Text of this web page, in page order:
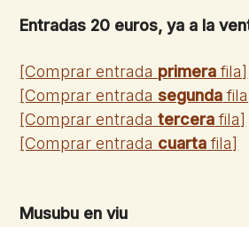
Entradas 20 euros, ya a la
[Comprar entrada primerafila]
[Comprar entradasegunda
[Comprar entradatercerafila]
[Comprar entrada cuartafila]
Musubu en viu